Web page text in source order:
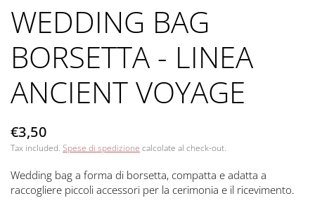
WEDDING BAG
BORSETTA - LINEA
ANCIENT VOYAGE
€3,50
Tax included. Spese di spedizione calcolate al check-out.
Wedding bag a forma di borsetta, compatta e adatta a
raccogliere piccoli accessori per la cerimonia e il ricevimento.